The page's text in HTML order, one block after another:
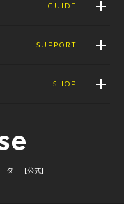
GUIDE
SUPPORT
SHOP
ター【公式】